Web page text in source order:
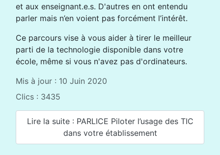
et aux enseignant.e.s. D'autres en ont entendu
parler mais n’en voient pas forcément l’intérêt.
Ce parcours vise à vous aider à tirer le meilleur
parti de la technologie disponible dans votre
école, même si vous n'avez pas d'ordinateurs.
Mis à jour : 10 Juin 2020
Clics : 3435
Lire la suite : PARLICE Piloter l’usage des TIC
dans votre établissement